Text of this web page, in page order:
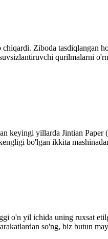
Ziboda tasdiqlangan
qurilmalarni
keyingi yillarda Jintian Paper
bo'lgan ikkita
o'n yil ichida uning ruxsat
so'ng, biz butun